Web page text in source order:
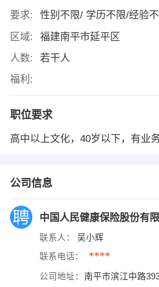
要求:
性别不限/ 学历不限/经验
区域:
福建南平市延平区
人数:
若干人
福利:
职位要求
高中以上文化，40岁以下，有业
公司信息
中国人民健康保险股份有
联系人： 吴小辉
联系电话： ****
公司地址： 南平市滨江中路